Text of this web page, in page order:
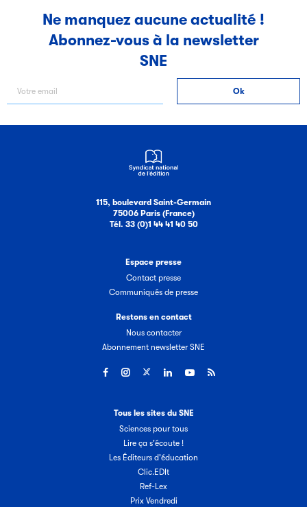
Ne manquez aucune actualité !
Abonnez-vous à la newsletter
SNE
115, boulevard Saint-Germain
75006 Paris (France)
Tél. 33 (0)1 44 41 40 50
Espace presse
Contact presse
Communiqués de presse
Restons en contact
Nous contacter
Abonnement newsletter SNE
Tous les sites du SNE
Sciences pour tous
Lire ça s'écoute !
Les Éditeurs d'éducation
Clic.EDIt
Ref-Lex
Prix Vendredi